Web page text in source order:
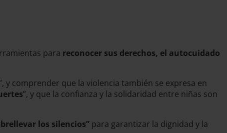
para reconocer sus derechos, el autocuidado
y comprender que la violencia también se expresa en
”, y que la confianza y la solidaridad entre niñas son
los silencios” para garantizar la dignidad y la